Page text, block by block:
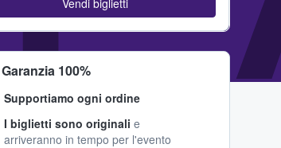
Vendi biglietti
Garanzia 100%
Supportiamo ogni ordine
I biglietti sono originali e
arriveranno in tempo per l'evento